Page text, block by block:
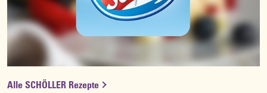
Alle SCHÖLLER Rezepte